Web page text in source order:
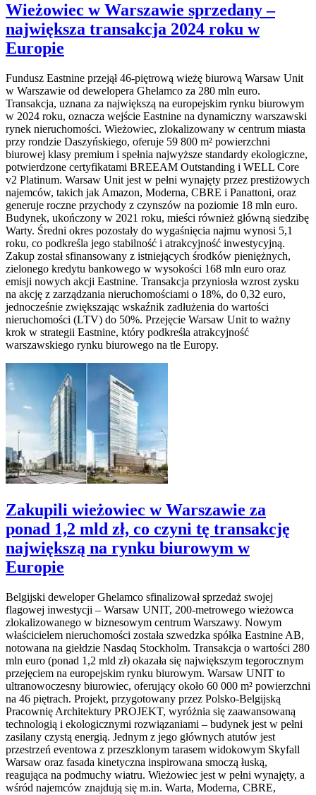
Wieżowiec w Warszawie sprzedany –
największa transakcja 2024 roku w
Europie
Fundusz Eastnine przejął 46-piętrową wieżę biurową Warsaw Unit
w Warszawie od dewelopera Ghelamco za 280 mln euro.
Transakcja, uznana za największą na europejskim rynku biurowym
w 2024 roku, oznacza wejście Eastnine na dynamiczny warszawski
rynek nieruchomości. Wieżowiec, zlokalizowany w centrum miasta
przy rondzie Daszyńskiego, oferuje 59 800 m² powierzchni
biurowej klasy premium i spełnia najwyższe standardy ekologiczne,
potwierdzone certyfikatami BREEAM Outstanding i WELL Core
v2 Platinum. Warsaw Unit jest w pełni wynajęty przez prestiżowych
najemców, takich jak Amazon, Moderna, CBRE i Panattoni, oraz
generuje roczne przychody z czynszów na poziomie 18 mln euro.
Budynek, ukończony w 2021 roku, mieści również główną siedzibę
Warty. Średni okres pozostały do wygaśnięcia najmu wynosi 5,1
roku, co podkreśla jego stabilność i atrakcyjność inwestycyjną.
Zakup został sfinansowany z istniejących środków pieniężnych,
zielonego kredytu bankowego w wysokości 168 mln euro oraz
emisji nowych akcji Eastnine. Transakcja przyniosła wzrost zysku
na akcję z zarządzania nieruchomościami o 18%, do 0,32 euro,
jednocześnie zwiększając wskaźnik zadłużenia do wartości
nieruchomości (LTV) do 50%. Przejęcie Warsaw Unit to ważny
krok w strategii Eastnine, który podkreśla atrakcyjność
warszawskiego rynku biurowego na tle Europy.
Zakupili wieżowiec w Warszawie za
ponad 1,2 mld zł, co czyni tę transakcję
największą na rynku biurowym w
Europie
Belgijski deweloper Ghelamco sfinalizował sprzedaż swojej
flagowej inwestycji – Warsaw UNIT, 200-metrowego wieżowca
zlokalizowanego w biznesowym centrum Warszawy. Nowym
właścicielem nieruchomości została szwedzka spółka Eastnine AB,
notowana na giełdzie Nasdaq Stockholm. Transakcja o wartości 280
mln euro (ponad 1,2 mld zł) okazała się największym tegorocznym
przejęciem na europejskim rynku biurowym. Warsaw UNIT to
ultranowoczesny biurowiec, oferujący około 60 000 m² powierzchni
na 46 piętrach. Projekt, przygotowany przez Polsko-Belgijską
Pracownię Architektury PROJEKT, wyróżnia się zaawansowaną
technologią i ekologicznymi rozwiązaniami – budynek jest w pełni
zasilany czystą energią. Jednym z jego głównych atutów jest
przestrzeń eventowa z przeszklonym tarasem widokowym Skyfall
Warsaw oraz fasada kinetyczna inspirowana smoczą łuską,
reagująca na podmuchy wiatru. Wieżowiec jest w pełni wynajęty, a
wśród najemców znajdują się m.in. Warta, Moderna, CBRE,